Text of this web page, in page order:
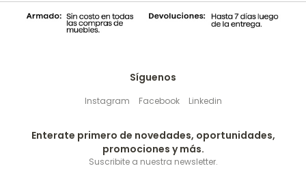
Síguenos
Instagram Facebook Linkedin
Enterate primero de novedades, oportunidades,
promociones y más.
Suscribite a nuestra newsletter.